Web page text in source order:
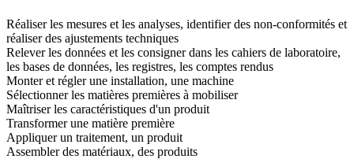
Réaliser les mesures et les analyses, identifier des non-conformités et
réaliser des ajustements techniques
Relever les données et les consigner dans les cahiers de laboratoire,
les bases de données, les registres, les comptes rendus
Monter et régler une installation, une machine
Sélectionner les matières premières à mobiliser
Maîtriser les caractéristiques d'un produit
Transformer une matière première
Appliquer un traitement, un produit
Assembler des matériaux, des produits